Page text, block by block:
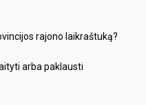
rajono laikraštuką?
arba paklausti